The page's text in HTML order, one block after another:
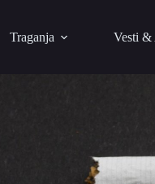
Traganja Vesti &